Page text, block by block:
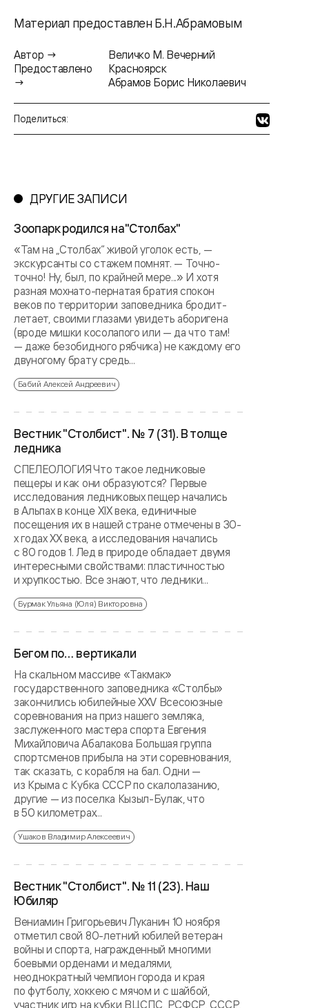
Материал предоставлен Б.Н.Абрамовым
Автор →
Предоставлено
→
Величко М. Вечерний
Красноярск
Абрамов Борис Николаевич
Поделиться:
ДРУГИЕ ЗАПИСИ
Зоопарк родился на"Столбах"
«Там на „Столбах“ живой уголок есть, —
экскурсанты со стажем помнят. — Точно-
точно! Ну, был, по крайней мере...» И хотя
разная мохнато-пернатая братия спокон
веков по территории заповедника бродит-
летает, своими глазами увидеть аборигена
(вроде мишки косолапого или — да что там!
— даже безобидного рябчика) не каждому его
двуногому брату средь...
Бабий Алексей Андреевич
Вестник "Столбист". № 7 (31). В толще
ледника
СПЕЛЕОЛОГИЯ Что такое ледниковые
пещеры и как они образуются? Первые
исследования ледниковых пещер начались
в Альпах в конце XIX века, единичные
посещения их в нашей стране отмечены в 30-
х годах XX века, а исследования начались
с 80 годов 1. Лед в природе обладает двумя
интересными свойствами: пластичностью
и хрупкостью. Все знают, что ледники...
Бурмак Ульяна (Юля) Викторовна
Бегом по… вертикали
На скальном массиве «Такмак»
государственного заповедника «Столбы»
закончились юбилейные XXV Всесоюзные
соревнования на приз нашего земляка,
заслуженного мастера спорта Евгения
Михайловича Абалакова Большая группа
спортсменов прибыла на эти соревнования,
так сказать, с корабля на бал. Одни —
из Крыма с Кубка СССР по скалолазанию,
другие — из поселка Кызыл-Булак, что
в 50 километрах...
Ушаков Владимир Алексеевич
Вестник "Столбист". № 11 (23). Наш
Юбиляр
Вениамин Григорьевич Луканин 10 ноября
отметил свой 80-летний юбилей ветеран
войны и спорта, награжденный многими
боевыми орденами и медалями,
неоднократный чемпион города и края
по футболу, хоккею с мячом и с шайбой,
участник игр на кубки ВЦСПС, РСФСР, СССР,